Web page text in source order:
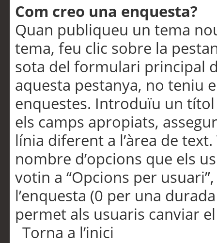
Com creo una enquesta?
Quan publiqueu un tema
tema, feu clic sobre la
sota del formulari principal
aquesta pestanya, no teniu
enquestes. Introduïu un
els camps apropiats,
línia diferent a l’àrea de
nombre d’opcions que els
votin a “Opcions per
l’enquesta (0 per una
permet als usuaris canviar
Torna a l’inici